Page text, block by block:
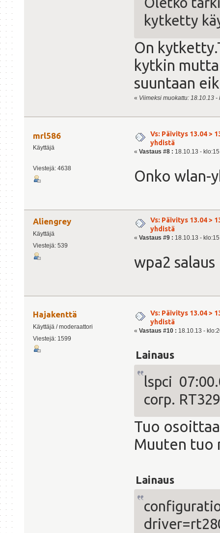
kytketty
On
kytkin
suuntaan
« Viimeksi muokattu: 18.10.13
mrl586
Käyttäjä
Viestejä: 4638
Vs: Päivitys 13.04 >
yhdistä
« Vastaus #8 : 18.10.13 -
Onko wlan-
Aliengrey
Käyttäjä
Viestejä: 539
Vs: Päivitys 13.04 >
yhdistä
« Vastaus #9 : 18.10.13 -
wpa2 salaus
Hajakenttä
Käyttäjä / moderaattori
Viestejä: 1599
Vs: Päivitys 13.04 >
yhdistä
« Vastaus #10 : 18.10.13 -
Lainaus
lspci
corp.
Tuo
Muuten tuo
Lainaus